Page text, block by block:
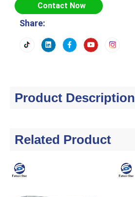
Contact Now
Share:
Product Description
Related Product